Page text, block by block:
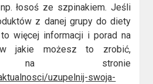
łosoś ze szpinakiem. Jeśli
z danej grupy do diety
więcej informacji i porad na
jakie możesz to zrobić,
na stronie
uzupelnij-swoja-